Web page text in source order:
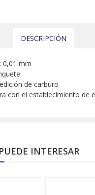
DESCRIPCIÓN
0,01 mm
de carburo
con el establecimiento de
INTERESAR